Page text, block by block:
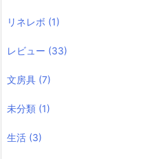
リネレボ (1)
レビュー (33)
文房具 (7)
未分類 (1)
生活 (3)